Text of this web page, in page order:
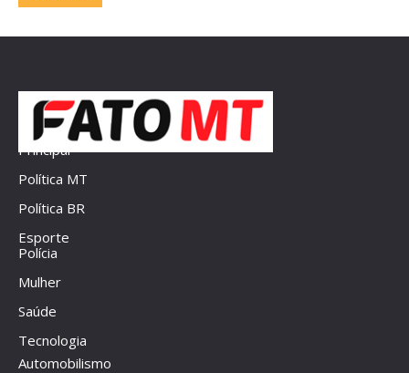
Principal
Política MT
Política BR
Esporte
Polícia
Mulher
Saúde
Tecnologia
Automobilismo